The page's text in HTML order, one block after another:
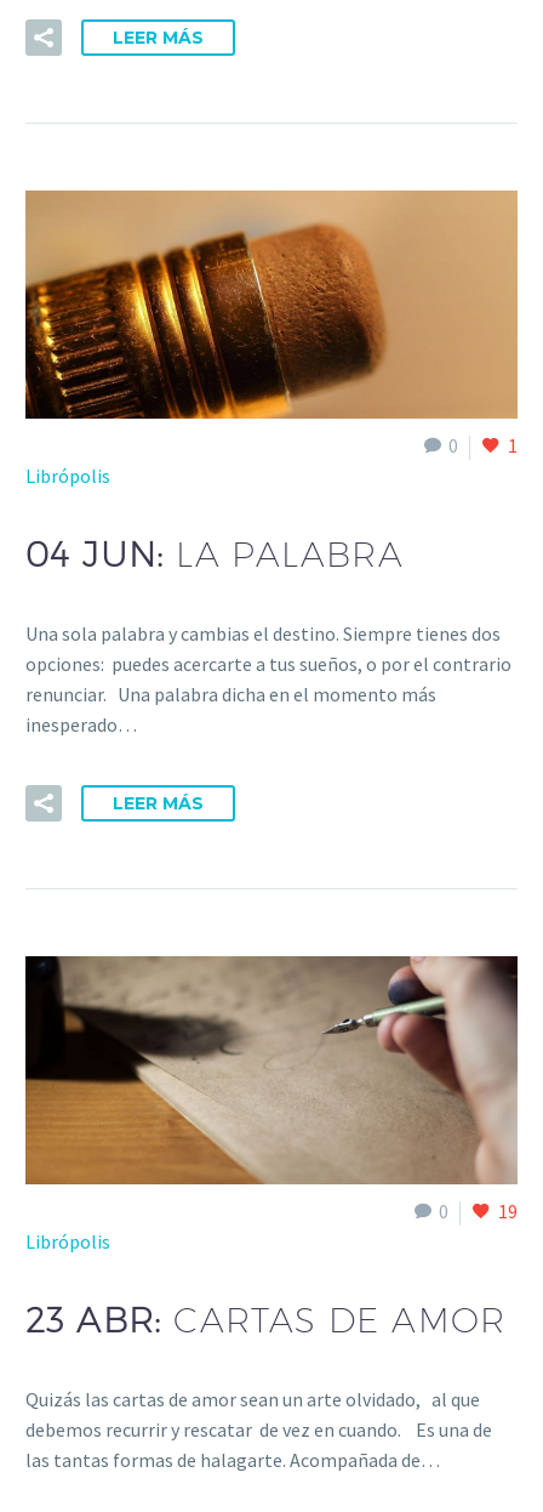
LEER MÁS
0
1
Librópolis
04 JUN: LA PALABRA
Una sola palabra y cambias el destino. Siempre tienes dos
opciones: puedes acercarte a tus sueños, o por el contrario
renunciar. Una palabra dicha en el momento más
inesperado…
LEER MÁS
0
19
Librópolis
23 ABR: CARTAS DE AMOR
Quizás las cartas de amor sean un arte olvidado, al que
debemos recurrir y rescatar de vez en cuando. Es una de
las tantas formas de halagarte. Acompañada de…